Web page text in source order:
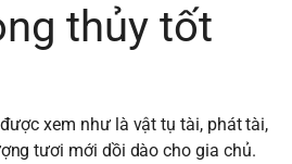
thủy tốt
xem như là vật tụ tài, phát tài,
tươi mới dồi dào cho gia chủ.